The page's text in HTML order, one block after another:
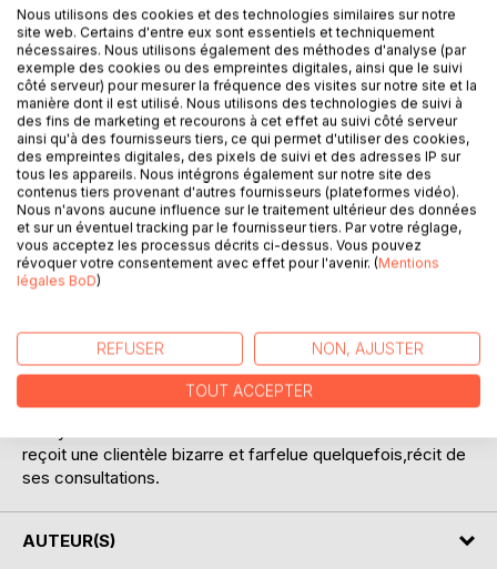
AJOUTER AU PANIER
Ajouter à ma liste d'envies
Laisser un avis
DESCRIPTION
suite de la Rue du Rivoli une cartomancienne miss Rose
s'installe
dans la résidence les habitants de l'immeuble vont de suite
s'intéresser à cette jeune femme ils iront tous la consulter
reçoit une clientèle bizarre et farfelue quelquefois,récit de
ses consultations.
AUTEUR(S)
Nous utilisons des cookies et des technologies similaires sur notre
site web. Certains d'entre eux sont essentiels et techniquement
nécessaires. Nous utilisons également des méthodes d'analyse (par
exemple des cookies ou des empreintes digitales, ainsi que le suivi
côté serveur) pour mesurer la fréquence des visites sur notre site et la
manière dont il est utilisé. Nous utilisons des technologies de suivi à
des fins de marketing et recourons à cet effet au suivi côté serveur
ainsi qu'à des fournisseurs tiers, ce qui permet d'utiliser des cookies,
des empreintes digitales, des pixels de suivi et des adresses IP sur
tous les appareils. Nous intégrons également sur notre site des
contenus tiers provenant d'autres fournisseurs (plateformes vidéo).
Nous n'avons aucune influence sur le traitement ultérieur des données
et sur un éventuel tracking par le fournisseur tiers. Par votre réglage,
vous acceptez les processus décrits ci-dessus. Vous pouvez
révoquer votre consentement avec effet pour l'avenir. (Mentions
légales BoD)
REFUSER NON, AJUSTER
TOUT ACCEPTER